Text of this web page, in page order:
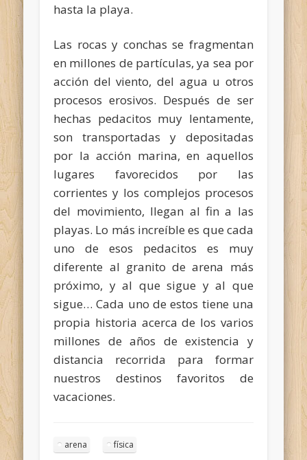
hasta la playa.
Las rocas y conchas se fragmentan
en millones de partículas, ya sea por
acción del viento, del agua u otros
procesos erosivos. Después de ser
hechas pedacitos muy lentamente,
son transportadas y depositadas
por la acción marina, en aquellos
lugares favorecidos por las
corrientes y los complejos procesos
del movimiento, llegan al fin a las
playas. Lo más increíble es que cada
uno de esos pedacitos es muy
diferente al granito de arena más
próximo, y al que sigue y al que
sigue… Cada uno de estos tiene una
propia historia acerca de los varios
millones de años de existencia y
distancia recorrida para formar
nuestros destinos favoritos de
vacaciones.
arena física